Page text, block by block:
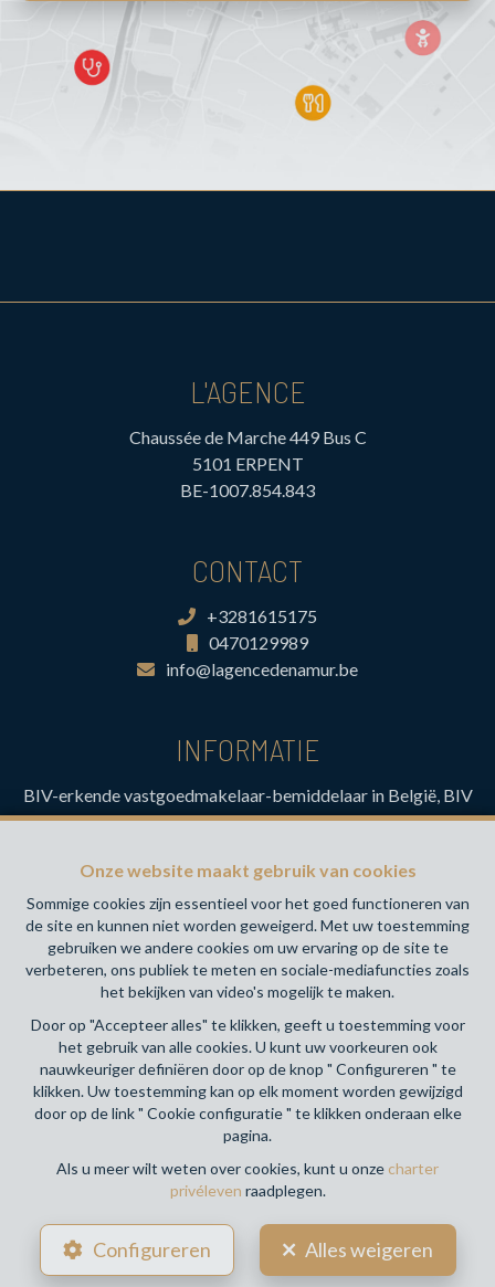
Onze website maakt gebruik van cookies
Sommige cookies zijn essentieel voor het goed functioneren van
de site en kunnen niet worden geweigerd. Met uw toestemming
gebruiken we andere cookies om uw ervaring op de site te
verbeteren, ons publiek te meten en sociale-mediafuncties zoals
het bekijken van video's mogelijk te maken.
Door op "Accepteer alles" te klikken, geeft u toestemming voor
het gebruik van alle cookies. U kunt uw voorkeuren ook
nauwkeuriger definiëren door op de knop " Configureren " te
klikken. Uw toestemming kan op elk moment worden gewijzigd
door op de link " Cookie configuratie " te klikken onderaan elke
pagina.
Als u meer wilt weten over cookies, kunt u onze charter
privéleven raadplegen.
Configureren Alles weigeren
L'AGENCE
Chaussée de Marche 449 Bus C
5101 ERPENT
BE-1007.854.843
CONTACT
+3281615175
0470129989
info@lagencedenamur.be
INFORMATIE
BIV-erkende vastgoedmakelaar-bemiddelaar in België, BIV
N° 517.112- Toezichthoudende Autoriteit : Beroepinstituut
Brussel (+32 2 505 38 50 - info@biv.be) -www.biv.be
Deontologische code
BA en borgstelling via NV AXA Belgium, Troonplein 1, 1000
Brussel (polisnr. 730.390.160) Dekking geldt voor
activiteiten die in België worden uitgevoerd
Algemene gebruiksvoorwaarden van de website
Charter privéleven
Cookie configuratie
DESIGNED AND DEVELOPED BY
WEBULOUS.IMMO